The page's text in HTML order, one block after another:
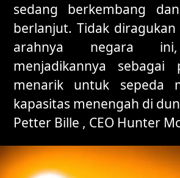
sedang berkembang
berlanjut. Tidak
arahnya negara
menjadikannya sebagai
menarik untuk sepeda
kapasitas menengah di
Petter Bille , CEO Hunter